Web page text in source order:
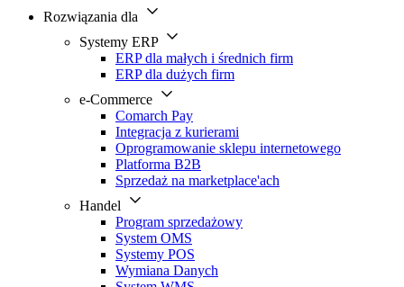
Rozwiązania dla
Systemy ERP
ERP dla małych i średnich firm
ERP dla dużych firm
e-Commerce
Comarch Pay
Integracja z kurierami
Oprogramowanie sklepu internetowego
Platforma B2B
Sprzedaż na marketplace'ach
Handel
Program sprzedażowy
System OMS
Systemy POS
Wymiana Danych